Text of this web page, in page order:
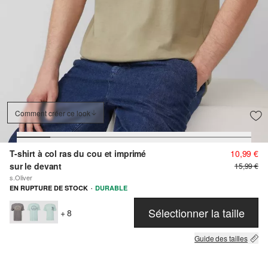
Comment créer ce look
T-shirt à col ras du cou et imprimé
sur le devant
s.Oliver
10,99 €
15,99 €
EN RUPTURE DE STOCK · DURABLE
+ 8 Sélectionner la taille
Guide des tailles